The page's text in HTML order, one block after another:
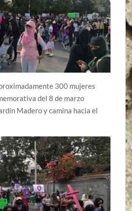
300 mujeres
del 8 de marzo
Madero y camina hacia el